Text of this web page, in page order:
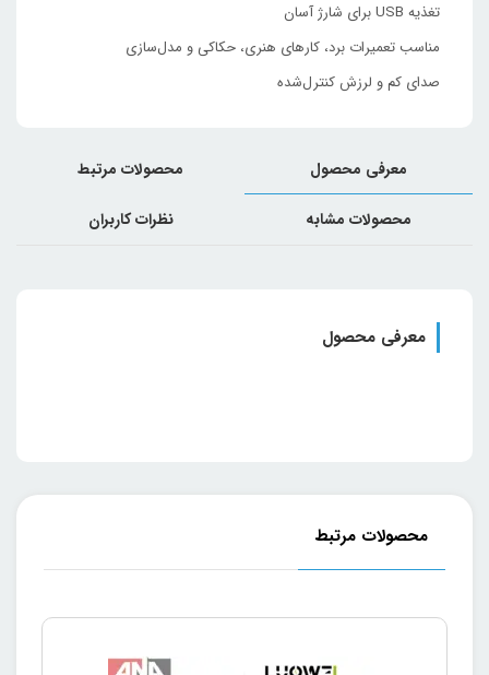
تغذیه USB برای شارژ آسان
مناسب تعمیرات برد، کارهای هنری، حکاکی و مدل‌سازی
صدای کم و لرزش کنترل‌شده
معرفی محصول محصولات مرتبط
محصولات مشابه نظرات کاربران
معرفی محصول
محصولات مرتبط